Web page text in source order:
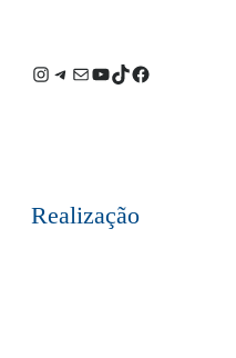
Instagram
Telegram
E-Youtube
TikTok
Facebook
Realização